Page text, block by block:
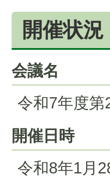
開催状況
会議名
令和7年度第
開催日時
令和8年1月